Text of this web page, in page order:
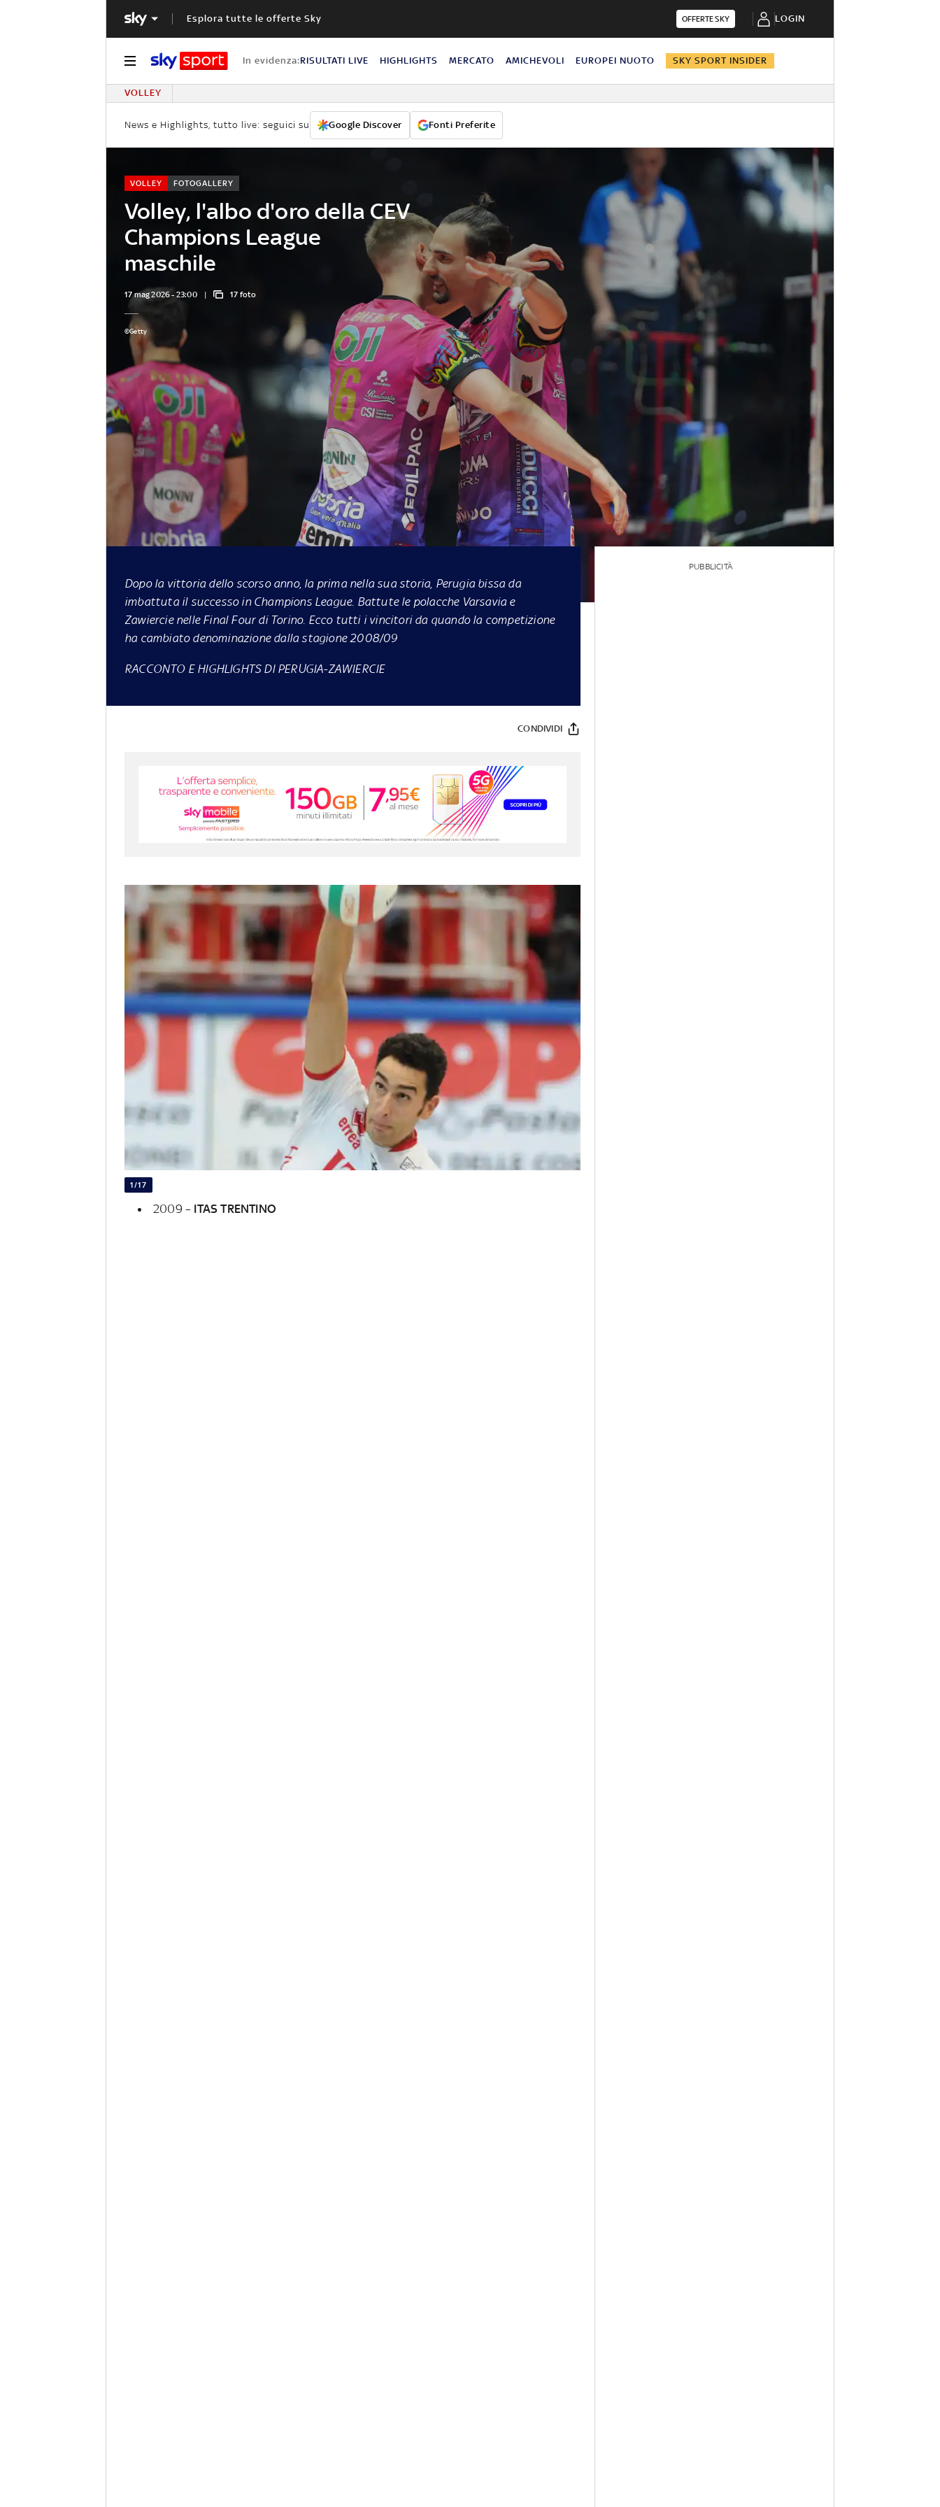
Esplora tutte le offerte Sky OFFERTE SKY LOGIN
In evidenza:RISULTATI LIVE HIGHLIGHTS MERCATO AMICHEVOLI EUROPEI NUOTO SKY SPORT INSIDER
VOLLEY
News e Highlights, tutto live: seguici su Google Discover Fonti Preferite
Volley, l'albo d'oro della CEV
Champions League
maschile
VOLLEY FOTOGALLERY
17 mag 2026 - 23:00 17 foto
©Getty
Dopo la vittoria dello scorso anno, la prima nella sua storia, Perugia bissa da
imbattuta il successo in Champions League. Battute le polacche Varsavia e
Zawiercie nelle Final Four di Torino. Ecco tutti i vincitori da quando la competizione
ha cambiato denominazione dalla stagione 2008/09
RACCONTO E HIGHLIGHTS DI PERUGIA-ZAWIERCIE
CONDIVIDI
1/17
2009 – ITAS TRENTINO
PUBBLICITÀ